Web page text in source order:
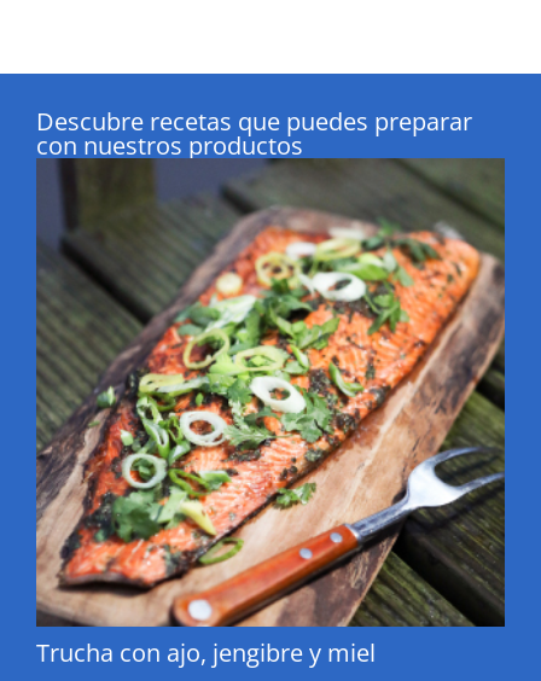
Descubre recetas que puedes preparar
con nuestros productos
Trucha con ajo, jengibre y miel